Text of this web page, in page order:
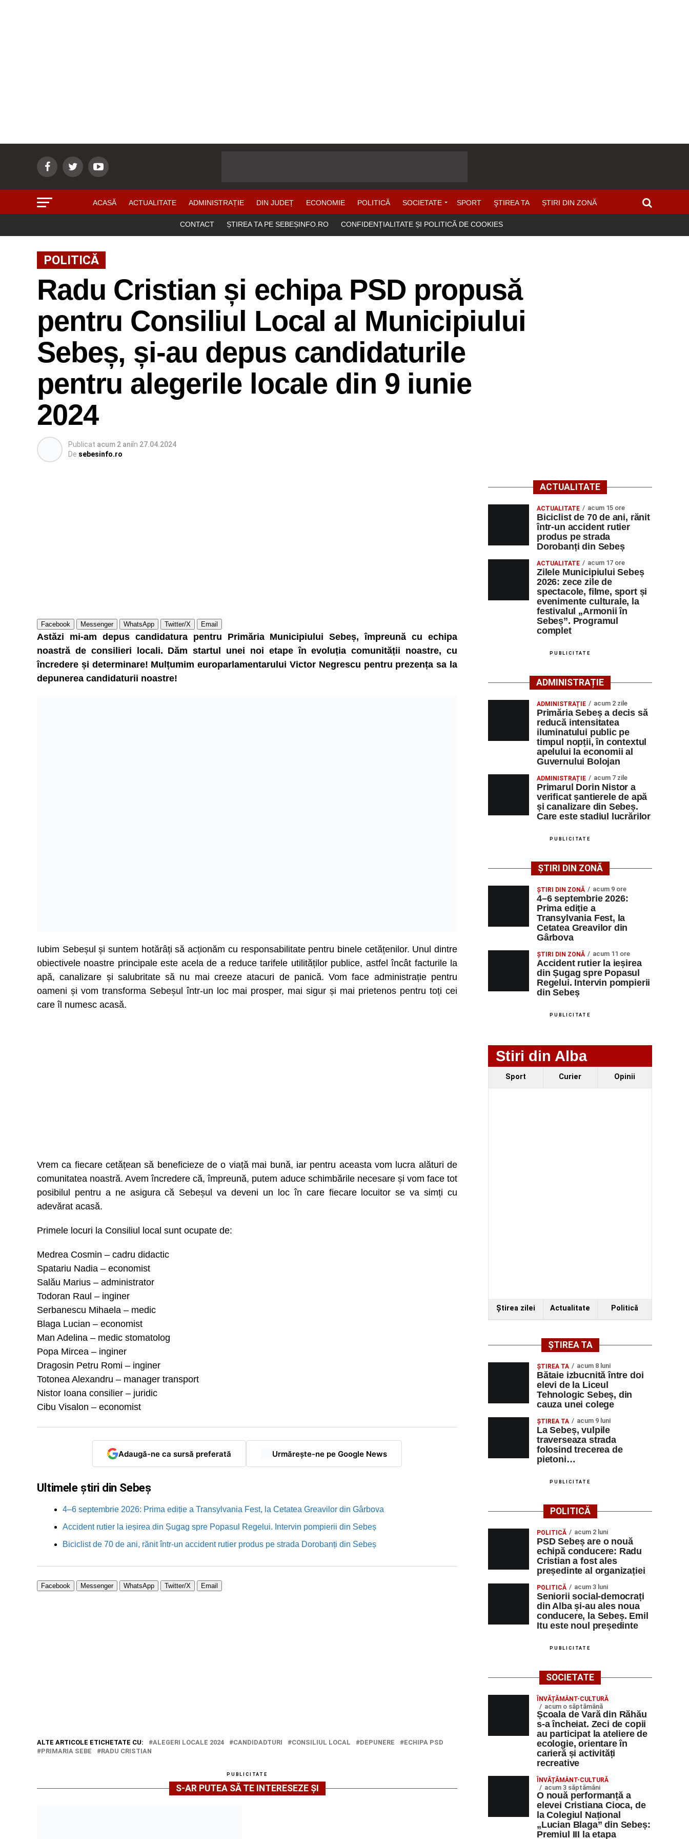
ACASĂ ACTUALITATE ADMINISTRAȚIE DIN JUDEȚ ECONOMIE POLITICĂ SOCIETATE SPORT ŞTIREA TA ȘTIRI DIN ZONĂ
CONTACT ȘTIREA TA PE SEBEȘINFO.RO CONFIDENȚIALITATE ȘI POLITICĂ DE COOKIES
POLITICĂ
Radu Cristian și echipa PSD propusă
pentru Consiliul Local al Municipiului
Sebeș, și-au depus candidaturile
pentru alegerile locale din 9 iunie
2024
Publicat acum 2 aniîn 27.04.2024
De sebesinfo.ro
Facebook Messenger WhatsApp Twitter/X Email
Astăzi mi-am depus candidatura pentru Primăria Municipiului Sebeș, împreună cu echipa
noastră de consilieri locali. Dăm startul unei noi etape în evoluția comunității noastre, cu
încredere și determinare! Mulțumim europarlamentarului Victor Negrescu pentru prezența sa la
depunerea candidaturii noastre!
Iubim Sebeșul și suntem hotărâți să acționăm cu responsabilitate pentru binele cetățenilor. Unul dintre
obiectivele noastre principale este acela de a reduce tarifele utilităților publice, astfel încât facturile la
apă, canalizare și salubritate să nu mai creeze atacuri de panică. Vom face administrație pentru
oameni și vom transforma Sebeșul într-un loc mai prosper, mai sigur și mai prietenos pentru toți cei
care îl numesc acasă.
Vrem ca fiecare cetățean să beneficieze de o viață mai bună, iar pentru aceasta vom lucra alături de
comunitatea noastră. Avem încredere că, împreună, putem aduce schimbările necesare și vom face tot
posibilul pentru a ne asigura că Sebeșul va deveni un loc în care fiecare locuitor se va simți cu
adevărat acasă.
Primele locuri la Consiliul local sunt ocupate de:
Medrea Cosmin – cadru didactic
Spatariu Nadia – economist
Salău Marius – administrator
Todoran Raul – inginer
Serbanescu Mihaela – medic
Blaga Lucian – economist
Man Adelina – medic stomatolog
Popa Mircea – inginer
Dragosin Petru Romi – inginer
Totonea Alexandru – manager transport
Nistor Ioana consilier – juridic
Cibu Visalon – economist
Adaugă-ne ca sursă preferată Urmărește-ne pe Google News
Ultimele știri din Sebeș
4–6 septembrie 2026: Prima ediție a Transylvania Fest, la Cetatea Greavilor din Gârbova
Accident rutier la ieșirea din Șugag spre Popasul Regelui. Intervin pompierii din Sebeș
Biciclist de 70 de ani, rănit într-un accident rutier produs pe strada Dorobanți din Sebeș
Facebook Messenger WhatsApp Twitter/X Email
ALTE ARTICOLE ETICHETATE CU: ALEGERI LOCALE 2024 CANDIDADTURI CONSILIUL LOCAL DEPUNERE
ECHIPA PSD
PRIMARIA SEBE
RADU CRISTIAN
PUBLICITATE
S-AR PUTEA SĂ TE INTERESEZE ȘI
ACTUALITATE
ACTUALITATE acum 15 ore
Biciclist de 70 de ani, rănit
într-un accident rutier
produs pe strada
Dorobanți din Sebeș
ACTUALITATE acum 17 ore
Zilele Municipiului Sebeș
2026: zece zile de
spectacole, filme, sport și
evenimente culturale, la
festivalul „Armonii în
Sebeș”. Programul
complet
PUBLICITATE
ADMINISTRAȚIE
ADMINISTRAȚIE acum 2 zile
Primăria Sebeș a decis să
reducă intensitatea
iluminatului public pe
timpul nopții, în contextul
apelului la economii al
Guvernului Bolojan
ADMINISTRAȚIE acum 7 zile
Primarul Dorin Nistor a
verificat șantierele de apă
și canalizare din Sebeș.
Care este stadiul lucrărilor
PUBLICITATE
ȘTIRI DIN ZONĂ
ȘTIRI DIN ZONĂ acum 9 ore
4–6 septembrie 2026:
Prima ediție a
Transylvania Fest, la
Cetatea Greavilor din
Gârbova
ȘTIRI DIN ZONĂ acum 11 ore
Accident rutier la ieșirea
din Șugag spre Popasul
Regelui. Intervin pompierii
din Sebeș
PUBLICITATE
Stiri din Alba
Sport Curier Opinii
Ştirea zilei Actualitate Politică
ȘTIREA TA
ŞTIREA TA acum 8 luni
Bătaie izbucnită între doi
elevi de la Liceul
Tehnologic Sebeș, din
cauza unei colege
ŞTIREA TA acum 9 luni
La Sebeș, vulpile
traverseaza strada
folosind trecerea de
pietoni…
PUBLICITATE
POLITICĂ
POLITICĂ acum 2 luni
PSD Sebeș are o nouă
echipă conducere: Radu
Cristian a fost ales
președinte al organizației
POLITICĂ acum 3 luni
Seniorii social-democrați
din Alba și-au ales noua
conducere, la Sebeș. Emil
Itu este noul președinte
PUBLICITATE
SOCIETATE
ÎNVĂȚĂMÂNT-CULTURĂ
acum o săptămână
Școala de Vară din Răhău
s-a încheiat. Zeci de copii
au participat la ateliere de
ecologie, orientare în
carieră și activități
recreative
ÎNVĂȚĂMÂNT-CULTURĂ
acum 3 săptămâni
O nouă performanță a
elevei Cristiana Cioca, de
la Colegiul Național
„Lucian Blaga” din Sebeș:
Premiul III la etapa